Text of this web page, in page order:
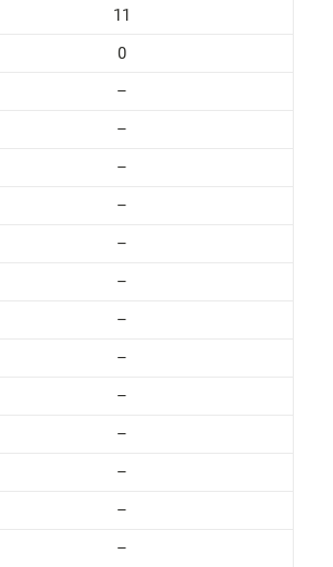
11
0
–
–
–
–
–
–
–
–
–
–
–
–
–